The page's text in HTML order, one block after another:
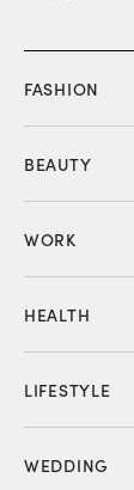
FASHION
BEAUTY
WORK
HEALTH
LIFESTYLE
WEDDING